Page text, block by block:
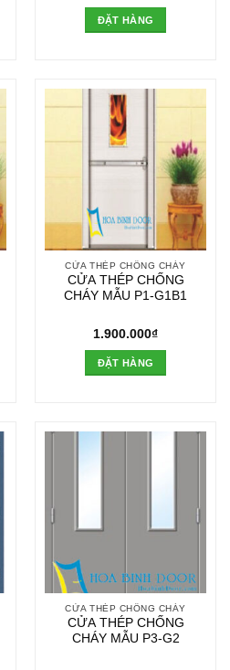
ĐẶT HÀNG
CỬA THÉP CHỐNG CHÁY
CỬA THÉP CHỐNG
CHÁY MẪU P1-G1B1
1.900.000₫
ĐẶT HÀNG
CỬA THÉP CHỐNG CHÁY
CỬA THÉP CHỐNG
CHÁY MẪU P3-G2